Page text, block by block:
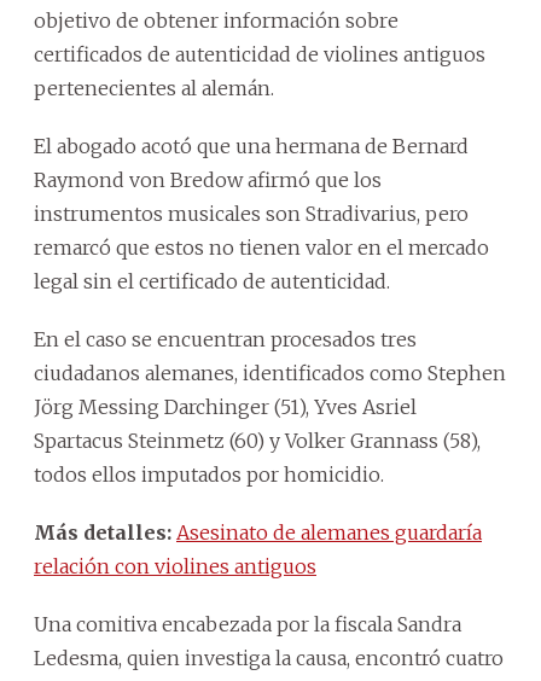
objetivo de obtener información sobre
certificados de autenticidad de violines antiguos
pertenecientes al alemán.
El abogado acotó que una hermana de Bernard
Raymond von Bredow afirmó que los
instrumentos musicales son Stradivarius, pero
remarcó que estos no tienen valor en el mercado
legal sin el certificado de autenticidad.
En el caso se encuentran procesados tres
ciudadanos alemanes, identificados como Stephen
Jörg Messing Darchinger (51), Yves Asriel
Spartacus Steinmetz (60) y Volker Grannass (58),
todos ellos imputados por homicidio.
Más detalles: Asesinato de alemanes guardaría
relación con violines antiguos
Una comitiva encabezada por la fiscala Sandra
Ledesma, quien investiga la causa, encontró cuatro